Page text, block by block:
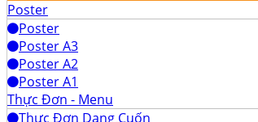
Poster
Poster
Poster A3
Poster A2
Poster A1
Thực Đơn - Menu
Thực Đơn Dạng Cuốn